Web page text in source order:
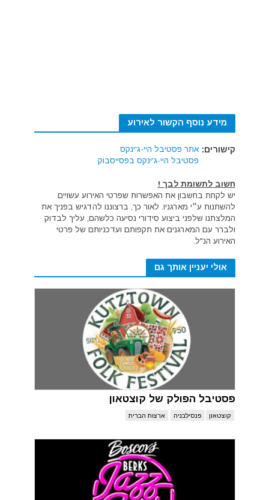
מידע נוסף הקשור לאירוע
קישורים: אתר פסטיבל היי-ג'ינקס
פסטיבל היי-ג'ינקס בפסייסבוק
חשוב לתשומת לבך !
יש לקחת בחשבון את האפשרות שפרטי האירוע עשויים
להשתנות ע״י מארגניו. לאור כך, ברצוננו להדגיש בפניך את
המלצתנו שלפני ביצוע סידורי נסיעה כלשהם, עליך לבדוק
ולברר עם המארגנים את תקפותם ועדכניותם של פרטי
האירוע הנ"ל.
אולי יעניין אותך גם
פסטיבל הפולק של קוצטאון
קוצטאון פנסילבניה ארצות הברית